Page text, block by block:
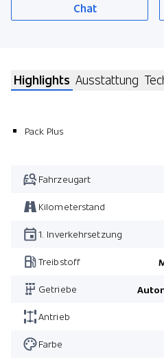
Chat
Highlights Ausstattung
Pack Plus
Fahrzeugart
Kilometerstand
1. Inverkehrsetzung
Treibstoff
Getriebe
Antrieb
Farbe